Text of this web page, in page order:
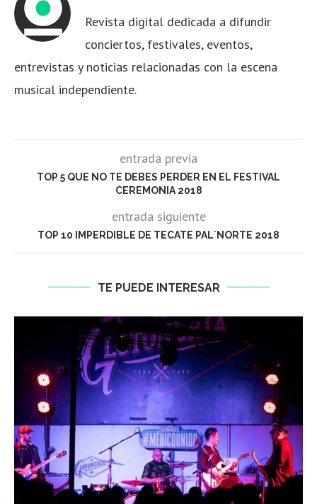
Revista digital dedicada a difundir
conciertos, festivales, eventos,
entrevistas y noticias relacionadas con la escena
musical independiente.
entrada previa
TOP 5 QUE NO TE DEBES PERDER EN EL FESTIVAL
CEREMONIA 2018
entrada siguiente
TOP 10 IMPERDIBLE DE TECATE PAL´NORTE 2018
TE PUEDE INTERESAR